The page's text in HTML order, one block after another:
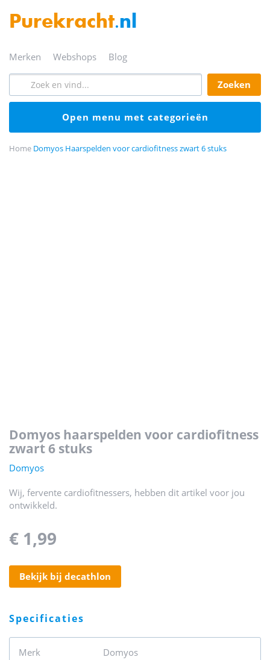
Purekracht.nl
merken webshops blog
zoeken
open menu met categorieën
Home Domyos Haarspelden voor cardiofitness zwart 6 stuks
domyos haarspelden voor cardiofitness
zwart 6 stuks
Domyos
Wij, fervente cardiofitnessers, hebben dit artikel voor jou
ontwikkeld.
€ 1,99
bekijk bij decathlon
specificaties
Merk
Domyos